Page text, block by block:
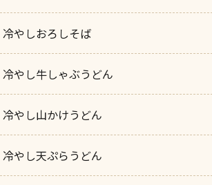
冷やしおろしそば
冷やし牛しゃぶうどん
冷やし山かけうどん
冷やし天ぷらうどん